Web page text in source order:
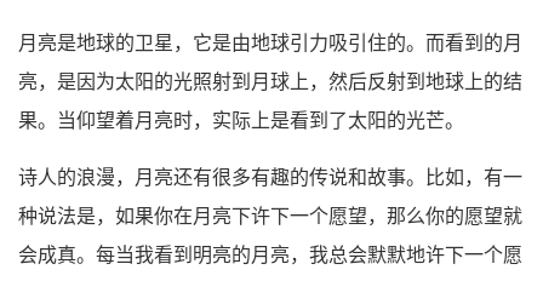
月亮是地球的卫星，它是由地球引力吸引住的。而看到的月
亮，是因为太阳的光照射到月球上，然后反射到地球上的结
果。当仰望着月亮时，实际上是看到了太阳的光芒。
诗人的浪漫，月亮还有很多有趣的传说和故事。比如，有一
种说法是，如果你在月亮下许下一个愿望，那么你的愿望就
会成真。每当我看到明亮的月亮，我总会默默地许下一个愿